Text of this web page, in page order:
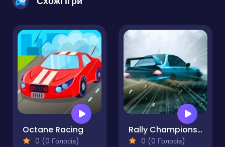
Octane Racing
0 (0 Голосів)
Rally Championship 2
0 (0 Голосів)